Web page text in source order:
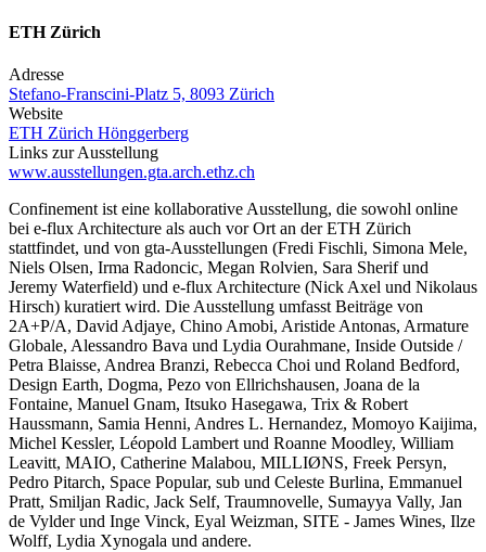
ETH Zürich
Adresse
Stefano-Franscini-Platz 5, 8093 Zürich
Website
ETH Zürich Hönggerberg
Links zur Ausstellung
www.ausstellungen.gta.arch.ethz.ch
Confinement ist eine kollaborative Ausstellung, die sowohl online
bei e-flux Architecture als auch vor Ort an der ETH Zürich
stattfindet, und von gta-Ausstellungen (Fredi Fischli, Simona Mele,
Niels Olsen, Irma Radoncic, Megan Rolvien, Sara Sherif und
Jeremy Waterfield) und e-flux Architecture (Nick Axel und Nikolaus
Hirsch) kuratiert wird. Die Ausstellung umfasst Beiträge von
2A+P/A, David Adjaye, Chino Amobi, Aristide Antonas, Armature
Globale, Alessandro Bava und Lydia Ourahmane, Inside Outside /
Petra Blaisse, Andrea Branzi, Rebecca Choi und Roland Bedford,
Design Earth, Dogma, Pezo von Ellrichshausen, Joana de la
Fontaine, Manuel Gnam, Itsuko Hasegawa, Trix & Robert
Haussmann, Samia Henni, Andres L. Hernandez, Momoyo Kaijima,
Michel Kessler, Léopold Lambert und Roanne Moodley, William
Leavitt, MAIO, Catherine Malabou, MILLIØNS, Freek Persyn,
Pedro Pitarch, Space Popular, sub und Celeste Burlina, Emmanuel
Pratt, Smiljan Radic, Jack Self, Traumnovelle, Sumayya Vally, Jan
de Vylder und Inge Vinck, Eyal Weizman, SITE - James Wines, Ilze
Wolff, Lydia Xynogala und andere.